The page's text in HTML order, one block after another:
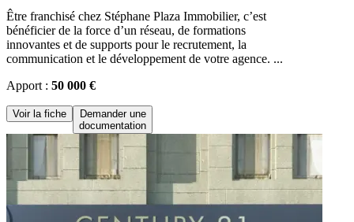
Être franchisé chez Stéphane Plaza Immobilier, c’est
bénéficier de la force d’un réseau, de formations
innovantes et de supports pour le recrutement, la
communication et le développement de votre agence. ...
Apport : 50 000 €
Voir la fiche
Demander une
documentation